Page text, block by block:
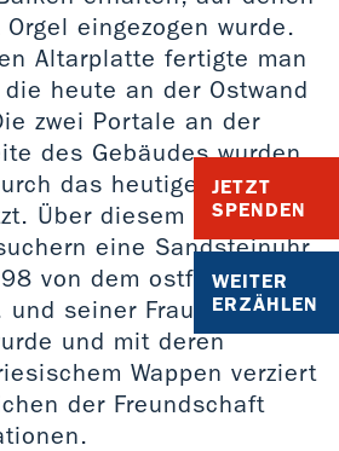
JETZT
SPENDEN
WEITER
ERZÄHLEN
eingezogen wurde.
Altarplatte fertigte man
heute an der Ostwand
zwei Portale an der
des Gebäudes wurden
das heutige
Über diesem westlichen
eine Sandsteinuhr
von dem ostfriesischen
und seiner Frau Katharina
und mit deren
Wappen verziert
der Freundschaft